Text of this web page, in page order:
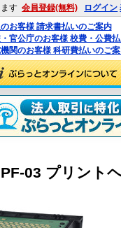
す 会員登録(無料) ログイン
お客様 請求書払いのご案内
官公庁のお客様 校費・公費
関のお客様 科研費払いのご
03 プリント